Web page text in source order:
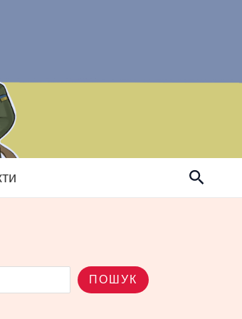
Пошук
ПОШУК